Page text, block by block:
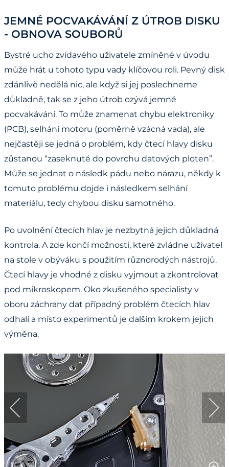
JEMNÉ POCVAKÁVÁNÍ Z ÚTROB DISKU
- OBNOVA SOUBORŮ
Bystré ucho zvídavého uživatele zmíněné v úvodu
může hrát u tohoto typu vady klíčovou roli. Pevný disk
zdánlivě nedělá nic, ale když si jej poslechneme
důkladně, tak se z jeho útrob ozývá jemné
pocvakávání. To může znamenat chybu elektroniky
(PCB), selhání motoru (poměrně vzácná vada), ale
nejčastěji se jedná o problém, kdy čtecí hlavy disku
zůstanou “zaseknuté do povrchu datových ploten”.
Může se jednat o následk pádu nebo nárazu, někdy k
tomuto problému dojde i následkem selhání
materiálu, tedy chybou disku samotného.
Po uvolnění čtecích hlav je nezbytná jejich důkladná
kontrola. A zde končí možnosti, které zvládne uživatel
na stole v obýváku s použitím různorodých nástrojů.
Čtecí hlavy je vhodné z disku vyjmout a zkontrolovat
pod mikroskopem. Oko zkušeného specialisty v
oboru záchrany dat případný problém čtecích hlav
odhalí a místo experimentů je dalším krokem jejich
výměna.